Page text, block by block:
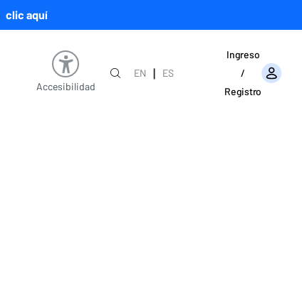
clic aquí
Accesibilidad
EN |
ES
Ingreso
/
Registro